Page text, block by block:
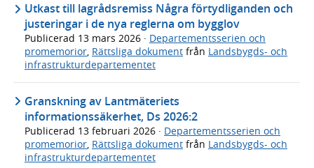
Utkast till lagrådsremiss Några förtydliganden och
justeringar i de nya reglerna om bygglov
Publicerad 13 mars 2026 · Departementsserien och
promemorior, Rättsliga dokument från Landsbygds- och
infrastrukturdepartementet
Granskning av Lantmäteriets
informationssäkerhet, Ds 2026:2
Publicerad 13 februari 2026 · Departementsserien och
promemorior, Rättsliga dokument från Landsbygds- och
infrastrukturdepartementet